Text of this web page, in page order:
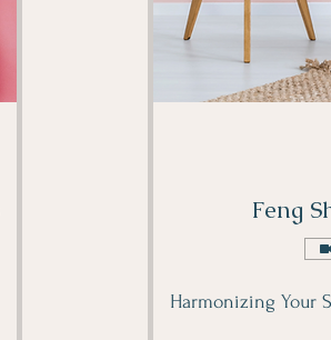
Feng
Harmonizing Your